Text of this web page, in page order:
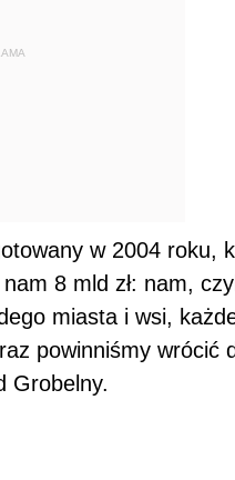
w 2004 roku,
8 mld zł: nam,
miasta i wsi,
powinniśmy wrócić
Grobelny.